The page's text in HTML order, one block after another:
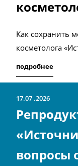
Как сохранить
косметолога
подробнее
17.07 2026
вопросы